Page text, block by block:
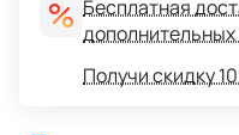
Бесплатная
Получи скидку